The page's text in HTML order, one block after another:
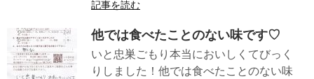
記事を読む
他では食べたことのない味です♡
いと忠巣ごもり本当においしくてびっく
りしました！他では食べたことのない味